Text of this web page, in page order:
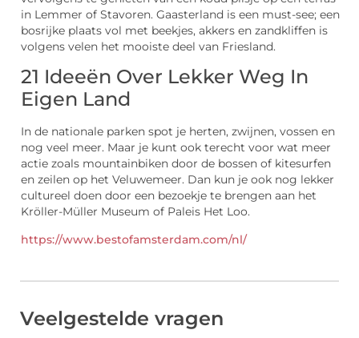
in Lemmer of Stavoren. Gaasterland is een must-see; een
bosrijke plaats vol met beekjes, akkers en zandkliffen is
volgens velen het mooiste deel van Friesland.
21 Ideeën Over Lekker Weg In
Eigen Land
In de nationale parken spot je herten, zwijnen, vossen en
nog veel meer. Maar je kunt ook terecht voor wat meer
actie zoals mountainbiken door de bossen of kitesurfen
en zeilen op het Veluwemeer. Dan kun je ook nog lekker
cultureel doen door een bezoekje te brengen aan het
Kröller-Müller Museum of Paleis Het Loo.
https://www.bestofamsterdam.com/nl/
Veelgestelde vragen